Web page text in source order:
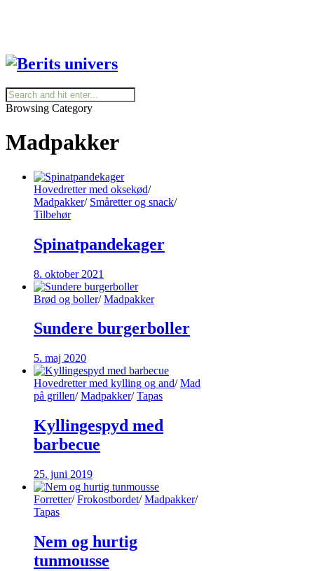
Browsing Category
Madpakker
Hovedretter med oksekød/
Madpakker/ Småretter og snack/
Tilbehør
Spinatpandekager
8. oktober 2021
Brød og boller/ Madpakker
Sundere burgerboller
5. maj 2020
Hovedretter med kylling og and/ Mad
på grillen/ Madpakker/ Tapas
Kyllingespyd med
barbecue
25. juni 2019
Forretter/ Frokostbordet/ Madpakker/
Tapas
Nem og hurtig
tunmousse